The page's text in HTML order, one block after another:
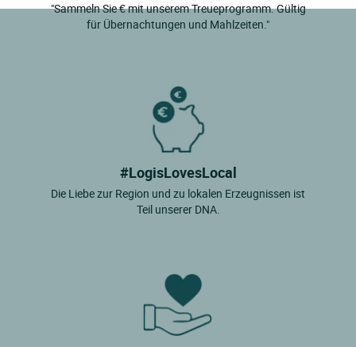
"Sammeln Sie € mit unserem Treueprogramm. Gültig
für Übernachtungen und Mahlzeiten."
#LogisLovesLocal
Die Liebe zur Region und zu lokalen Erzeugnissen ist
Teil unserer DNA.